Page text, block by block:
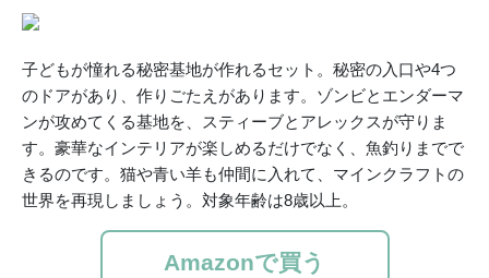
子どもが憧れる秘密基地が作れるセット。秘密の入口や4つ
のドアがあり、作りごたえがあります。ゾンビとエンダーマ
ンが攻めてくる基地を、スティーブとアレックスが守りま
す。豪華なインテリアが楽しめるだけでなく、魚釣りまでで
きるのです。猫や青い羊も仲間に入れて、マインクラフトの
世界を再現しましょう。対象年齢は8歳以上。
Amazonで買う